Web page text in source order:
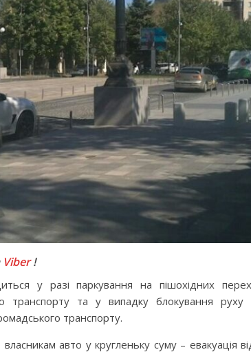
Viber!
у разі паркування на пішохідних
транспорту та у випадку блокування руху
транспорту.
авто у кругленьку суму – евакуація